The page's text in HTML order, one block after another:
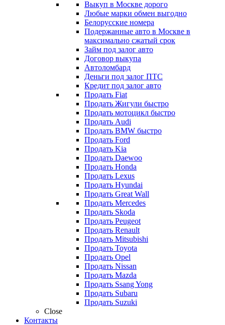
Выкуп в Москве дорого
Любые марки обмен выгодно
Белорусские номера
Подержанные авто в Москве в
максимально сжатый срок
Займ под залог авто
Договор выкупа
Автоломбард
Деньги под залог ПТС
Кредит под залог авто
Продать Fiat
Продать Жигули быстро
Продать мотоцикл быстро
Продать Audi
Продать BMW быстро
Продать Ford
Продать Kia
Продать Daewoo
Продать Honda
Продать Lexus
Продать Hyundai
Продать Great Wall
Продать Mercedes
Продать Skoda
Продать Peugeot
Продать Renault
Продать Mitsubishi
Продать Toyota
Продать Opel
Продать Nissan
Продать Mazda
Продать Ssang Yong
Продать Subaru
Продать Suzuki
Close
Контакты